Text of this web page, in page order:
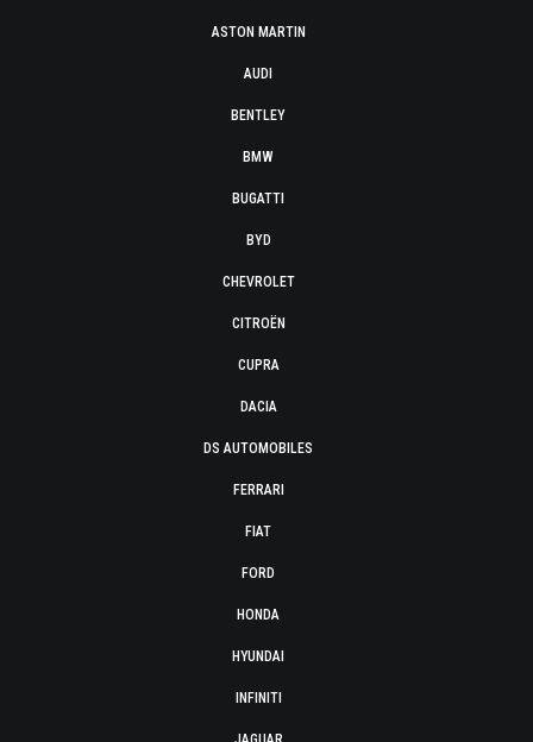
ASTON MARTIN
AUDI
BENTLEY
BMW
BUGATTI
BYD
CHEVROLET
CITROËN
CUPRA
DACIA
DS AUTOMOBILES
FERRARI
FIAT
FORD
HONDA
HYUNDAI
INFINITI